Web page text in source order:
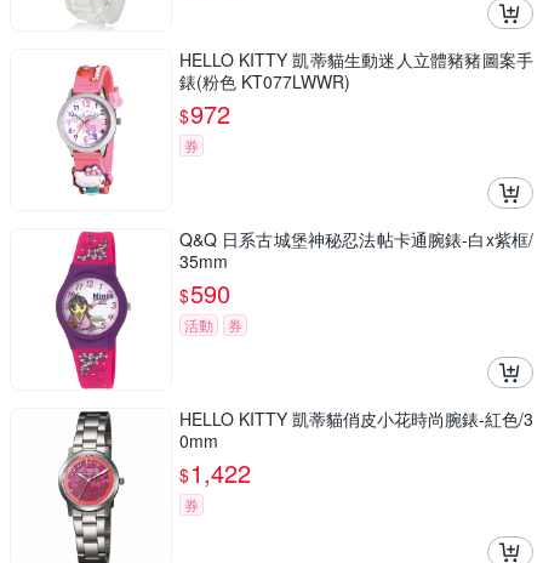
HELLO KITTY 凱蒂貓生動迷人立體豬豬圖案手
錶(粉色 KT077LWWR)
$972
券
Q&Q 日系古城堡神秘忍法帖卡通腕錶-白x紫框/
35mm
$590
活動 券
HELLO KITTY 凱蒂貓俏皮小花時尚腕錶-紅色/3
0mm
$1,422
券